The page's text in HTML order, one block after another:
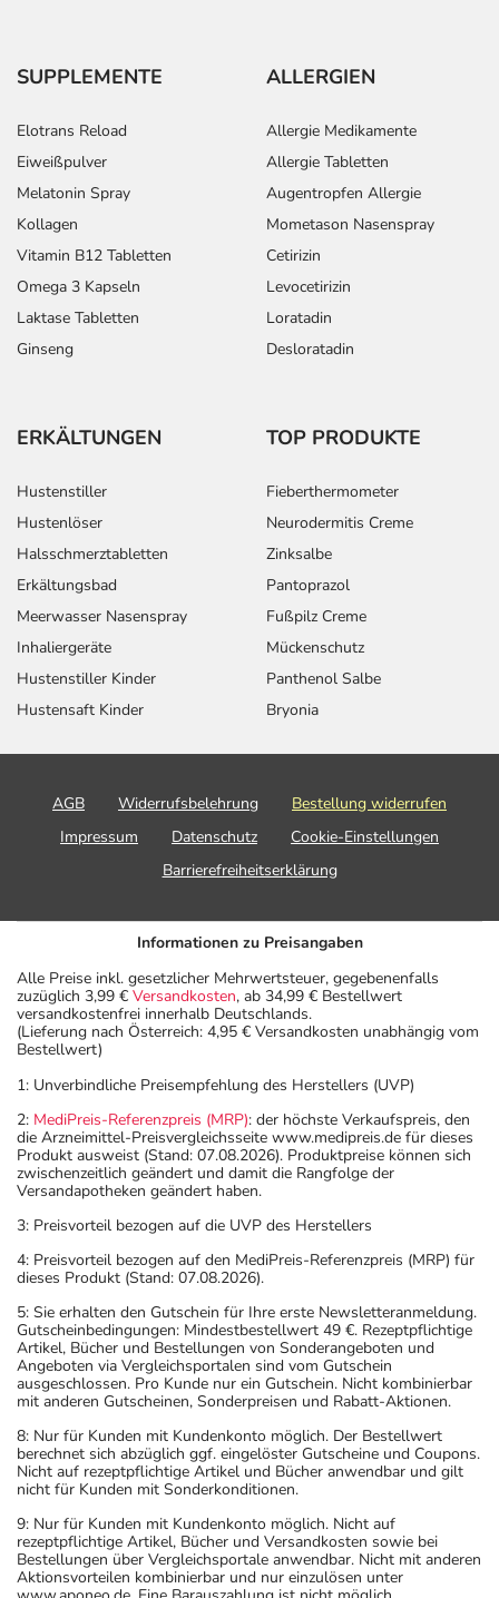
SUPPLEMENTE
Elotrans Reload
Eiweißpulver
Melatonin Spray
Kollagen
Vitamin B12 Tabletten
Omega 3 Kapseln
Laktase Tabletten
Ginseng
ALLERGIEN
Allergie Medikamente
Allergie Tabletten
Augentropfen Allergie
Mometason Nasenspray
Cetirizin
Levocetirizin
Loratadin
Desloratadin
ERKÄLTUNGEN
Hustenstiller
Hustenlöser
Halsschmerztabletten
Erkältungsbad
Meerwasser Nasenspray
Inhaliergeräte
Hustenstiller Kinder
Hustensaft Kinder
TOP PRODUKTE
Fieberthermometer
Neurodermitis Creme
Zinksalbe
Pantoprazol
Fußpilz Creme
Mückenschutz
Panthenol Salbe
Bryonia
AGB Widerrufsbelehrung
Bestellung widerrufen
Impressum
Datenschutz
Cookie-Einstellungen
Barrierefreiheitserklärung
Informationen zu Preisangaben
Alle Preise inkl. gesetzlicher Mehrwertsteuer, gegebenenfalls
zuzüglich 3,99 € Versandkosten, ab 34,99 € Bestellwert
versandkostenfrei innerhalb Deutschlands.
(Lieferung nach Österreich: 4,95 € Versandkosten unabhängig vom
Bestellwert)
1: Unverbindliche Preisempfehlung des Herstellers (UVP)
2: MediPreis-Referenzpreis (MRP): der höchste Verkaufspreis, den
die Arzneimittel-Preisvergleichsseite www.medipreis.de für dieses
Produkt ausweist (Stand: 07.08.2026). Produktpreise können sich
zwischenzeitlich geändert und damit die Rangfolge der
Versandapotheken geändert haben.
3: Preisvorteil bezogen auf die UVP des Herstellers
4: Preisvorteil bezogen auf den MediPreis-Referenzpreis (MRP) für
dieses Produkt (Stand: 07.08.2026).
5: Sie erhalten den Gutschein für Ihre erste Newsletteranmeldung.
Gutscheinbedingungen: Mindestbestellwert 49 €. Rezeptpflichtige
Artikel, Bücher und Bestellungen von Sonderangeboten und
Angeboten via Vergleichsportalen sind vom Gutschein
ausgeschlossen. Pro Kunde nur ein Gutschein. Nicht kombinierbar
mit anderen Gutscheinen, Sonderpreisen und Rabatt-Aktionen.
8: Nur für Kunden mit Kundenkonto möglich. Der Bestellwert
berechnet sich abzüglich ggf. eingelöster Gutscheine und Coupons.
Nicht auf rezeptpflichtige Artikel und Bücher anwendbar und gilt
nicht für Kunden mit Sonderkonditionen.
9: Nur für Kunden mit Kundenkonto möglich. Nicht auf
rezeptpflichtige Artikel, Bücher und Versandkosten sowie bei
Bestellungen über Vergleichsportale anwendbar. Nicht mit anderen
Aktionsvorteilen kombinierbar und nur einzulösen unter